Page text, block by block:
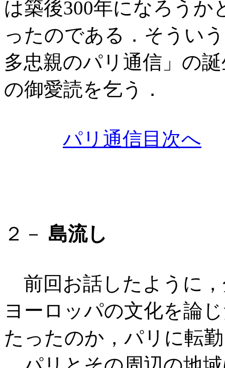
は築後300年になろうか
ったのである．そうい
多忠親のパリ通信」の
の御愛読を乞う．
パリ通信目次へ
２－ 島流し
前回お話したように
ヨーロッパの文化を論
たったのか，パリに転